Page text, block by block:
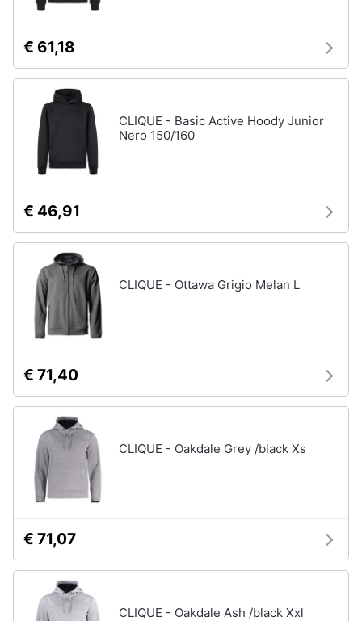
€ 61,18
CLIQUE - Basic Active Hoody Junior
Nero 150/160
€ 46,91
CLIQUE - Ottawa Grigio Melan L
€ 71,40
CLIQUE - Oakdale Grey /black Xs
€ 71,07
CLIQUE - Oakdale Ash /black Xxl